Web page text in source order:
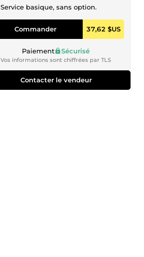
Service basique, sans option.
Commander 37,62 $US
Paiement Sécurisé
Vos informations sont chiffrées par TLS
Contacter le vendeur